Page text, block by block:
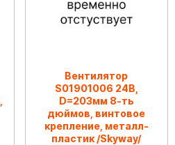
Вентилятор
S01901006 24В,
D=203мм 8-ть
дюймов, винтовое
крепление, металл-
пластик /Skyway/